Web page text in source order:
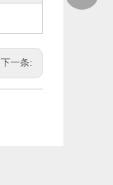
下一条: